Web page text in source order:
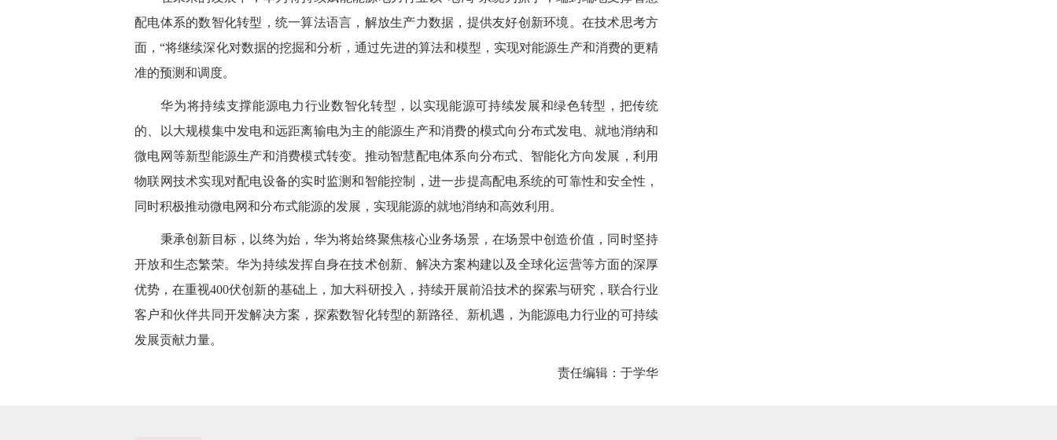
配电体系的数智化转型，统一算法语言，解放生产力数据，提供友好创新环境。在技术思考方
面，“将继续深化对数据的挖掘和分析，通过先进的算法和模型，实现对能源生产和消费的更精
准的预测和调度。
华为将持续支撑能源电力行业数智化转型，以实现能源可持续发展和绿色转型，把传统
的、以大规模集中发电和远距离输电为主的能源生产和消费的模式向分布式发电、就地消纳和
微电网等新型能源生产和消费模式转变。推动智慧配电体系向分布式、智能化方向发展，利用
物联网技术实现对配电设备的实时监测和智能控制，进一步提高配电系统的可靠性和安全性，
同时积极推动微电网和分布式能源的发展，实现能源的就地消纳和高效利用。
秉承创新目标，以终为始，华为将始终聚焦核心业务场景，在场景中创造价值，同时坚持
开放和生态繁荣。华为持续发挥自身在技术创新、解决方案构建以及全球化运营等方面的深厚
优势，在重视400伏创新的基础上，加大科研投入，持续开展前沿技术的探索与研究，联合行业
客户和伙伴共同开发解决方案，探索数智化转型的新路径、新机遇，为能源电力行业的可持续
发展贡献力量。
责任编辑：于学华